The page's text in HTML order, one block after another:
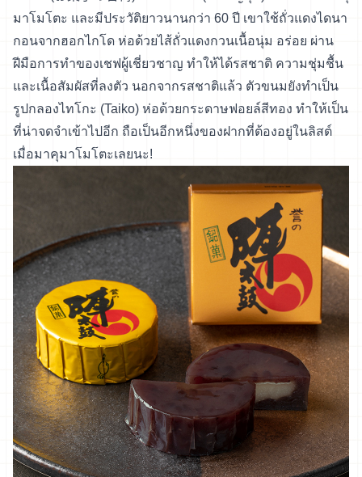
มาโมโตะ และมีประวัติยาวนานกว่า 60 ปี เขาใช้ถั่วแดงไดนา
กอนจากฮอกไกโด ห่อด้วยไส้ถั่วแดงกวนเนื้อนุ่ม อร่อย ผ่าน
ฝีมือการทำของเชฟผู้เชี่ยวชาญ ทำให้ได้รสชาติ ความชุ่มชื้น
และเนื้อสัมผัสที่ลงตัว นอกจากรสชาติแล้ว ตัวขนมยังทำเป็น
รูปกลองไทโกะ (Taiko) ห่อด้วยกระดาษฟอยล์สีทอง ทำให้เป็น
ที่น่าจดจำเข้าไปอีก ถือเป็นอีกหนึ่งของฝากที่ต้องอยู่ในลิสต์
เมื่อมาคุมาโมโตะเลยนะ!